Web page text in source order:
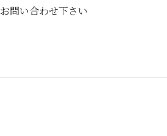
お問い合わせ下さい